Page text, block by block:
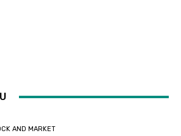
AND MARKET